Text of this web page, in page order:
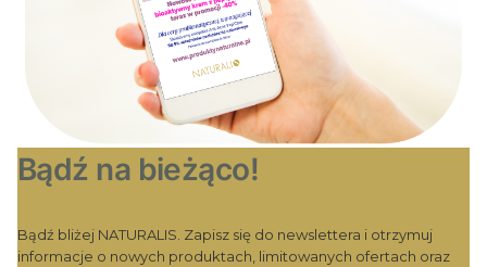
Bądź na bieżąco!
Bądź bliżej NATURALIS. Zapisz się do newslettera i otrzymuj
informacje o nowych produktach, limitowanych ofertach oraz